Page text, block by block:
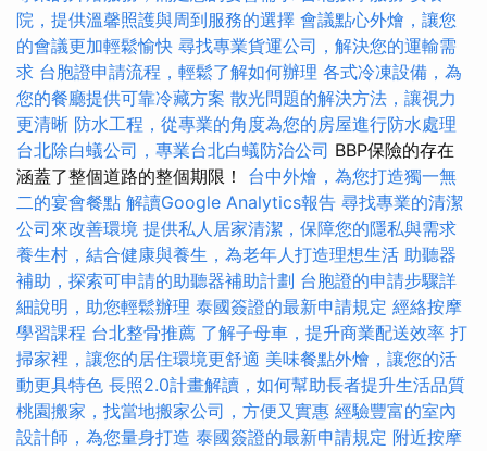
院，提供溫馨照護與周到服務的選擇 會議點心外燴，讓您
的會議更加輕鬆愉快 尋找專業貨運公司，解決您的運輸需
求 台胞證申請流程，輕鬆了解如何辦理 各式冷凍設備，為
您的餐廳提供可靠冷藏方案 散光問題的解決方法，讓視力
更清晰 防水工程，從專業的角度為您的房屋進行防水處理
台北除白蟻公司，專業台北白蟻防治公司 BBP保險的存在
涵蓋了整個道路的整個期限！ 台中外燴，為您打造獨一無
二的宴會餐點 解讀Google Analytics報告 尋找專業的清潔
公司來改善環境 提供私人居家清潔，保障您的隱私與需求
養生村，結合健康與養生，為老年人打造理想生活 助聽器
補助，探索可申請的助聽器補助計劃 台胞證的申請步驟詳
細說明，助您輕鬆辦理 泰國簽證的最新申請規定 經絡按摩
學習課程 台北整骨推薦 了解子母車，提升商業配送效率 打
掃家裡，讓您的居住環境更舒適 美味餐點外燴，讓您的活
動更具特色 長照2.0計畫解讀，如何幫助長者提升生活品質
桃園搬家，找當地搬家公司，方便又實惠 經驗豐富的室內
設計師，為您量身打造 泰國簽證的最新申請規定 附近按摩